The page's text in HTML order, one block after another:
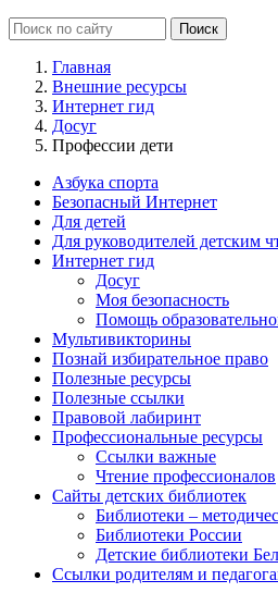
Главная
Внешние ресурсы
Интернет гид
Досуг
Профессии дети
Азбука спорта
Безопасный Интернет
Для детей
Для руководителей детским
Интернет гид
Досуг
Моя безопасность
Помощь
Мультивикторины
Познай избирательное право
Полезные ресурсы
Полезные ссылки
Правовой лабиринт
Профессиональные ресурсы
Ссылки важные
Чтение профессионалов
Сайты детских библиотек
Библиотеки –
Библиотеки России
Детские библиотеки
Ссылки родителям и